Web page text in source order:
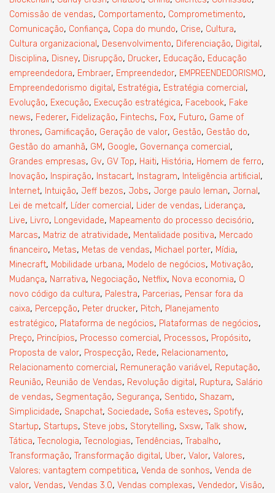
Comissão de vendas, Comportamento, Comprometimento,
Comunicação, Confiança, Copa do mundo, Crise, Cultura,
Cultura organizacional , Desenvolvimento, Diferenciação, Digital ,
Disciplina, Disney, Disrupção, Drucker, Educação, Educação
empreendedora, Embraer, Empreendedor, EMPREENDEDORISMO,
Empreendedorismo digital , Estratégia, Estratégia comercial ,
Evolução, Execução, Execução estratégica, Facebook, Fake
news, Federer, Fidelização, Fintechs, Fox, Futuro, Game of
thrones, Gamificação, Geração de valor, Gestão, Gestão do,
Gestão do amanhã, GM, Google, Governança comercial ,
Grandes empresas, Gv, GV Top, Haiti, História, Homem de ferro,
Inovação, Inspiração, Instacart, Instagram, Inteligência artificial ,
Internet, Intuição, Jeff bezos, Jobs, Jorge paulo leman, Jornal ,
Lei de metcalf, Líder comercial , Lider de vendas, Liderança,
Live, Livro, Longevidade, Mapeamento do processo decisório,
Marcas, Matriz de atratividade, Mentalidade positiva, Mercado
financeiro, Metas, Metas de vendas, Michael porter, Mídia,
Minecraft, Mobilidade urbana, Modelo de negócios, Motivação,
Mudança, Narrativa, Negociação, Netflix, Nova economia, O
novo código da cultura, Palestra, Parcerias, Pensar fora da
caixa, Percepção, Peter drucker, Pitch, Planejamento
estratégico, Plataforma de negócios, Plataformas de negócios,
Preço, Princípios, Processo comercial , Processos, Propósito,
Proposta de valor, Prospecção, Rede, Relacionamento,
Relacionamento comercial , Remuneração variável , Reputação,
Reunião, Reunião de Vendas, Revolução digital , Ruptura, Salário
de vendas, Segmentação, Segurança, Sentido, Shazam,
Simplicidade, Snapchat, Sociedade, Sofia esteves, Spotify,
Startup, Startups, Steve jobs, Storytelling, Sxsw, Talk show,
Tática, Tecnologia, Tecnologias, Tendências, Trabalho,
Transformação, Transformação digital , Uber, Valor, Valores,
Valores; vantagtem competitica, Venda de sonhos, Venda de
valor, Vendas, Vendas 3.0, Vendas complexas, Vendedor, Visão,